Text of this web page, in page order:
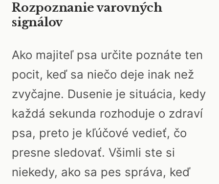
Rozpoznanie varovných
signálov
Ako majiteľ psa určite poznáte ten
pocit, keď sa niečo deje inak než
zvyčajne. Dusenie je situácia, kedy
každá sekunda rozhoduje o zdraví
psa, preto je kľúčové vedieť, čo
presne sledovať. Všimli ste si
niekedy, ako sa pes správa, keď